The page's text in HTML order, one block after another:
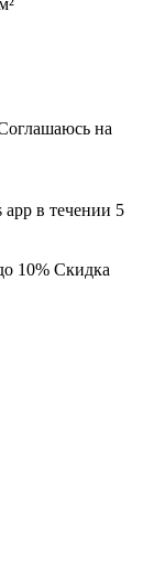
на
в течении 5
10% Скидка